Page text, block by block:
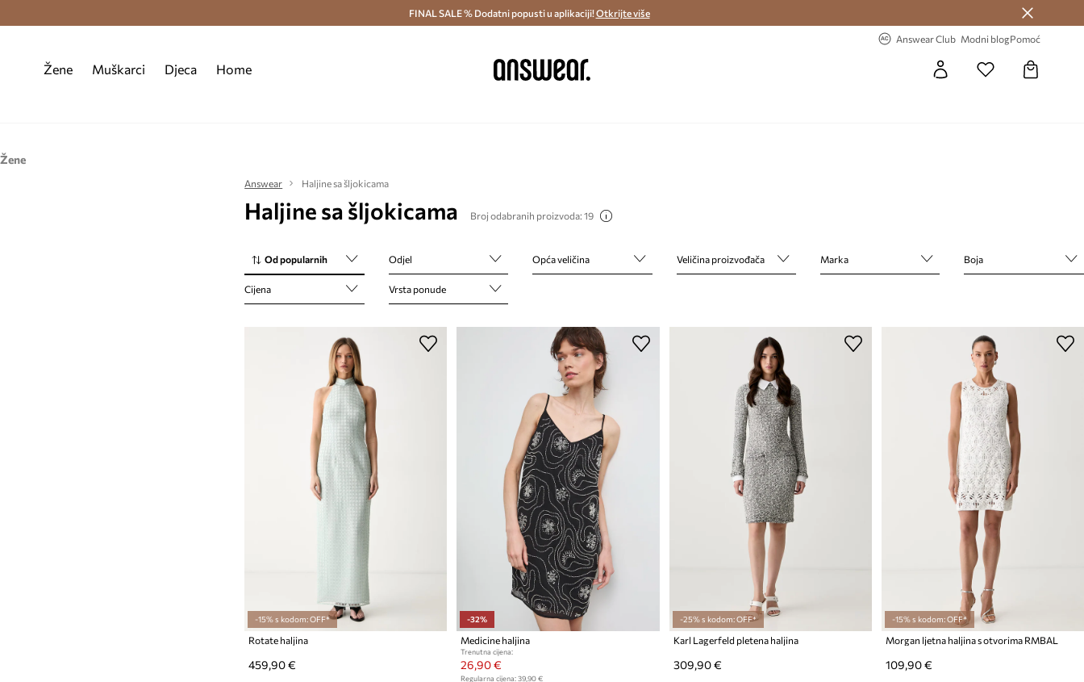
Besplatna dostava i povrat (od 70€) > Dostava u roku 48 sati >
FINAL SALE % Dodatni popusti u aplikaciji!Otkrijte više
Answear Club Modni blogPomoć
Žene Muškarci Djeca Home
Žene
Answear Haljine sa šljokicama
Haljine sa šljokicama Broj odabranih proizvoda: 19
Od popularnih Odjel Opća veličina Veličina proizvođača Marka Boja
Cijena Vrsta ponude
-15% s kodom: OFF*
Rotate haljina
459,90 €
-32%
Medicine haljina
Trenutna cijena:
26,90 €
Regularna cijena: 39,90 €
-25% s kodom: OFF*
Karl Lagerfeld pletena haljina
309,90 €
-15% s kodom: OFF*
Morgan ljetna haljina s otvorima RMBAL
109,90 €